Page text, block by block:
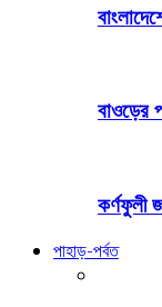
বাওড়ের
কর্ণফুলী
পাহাড়-পর্বত